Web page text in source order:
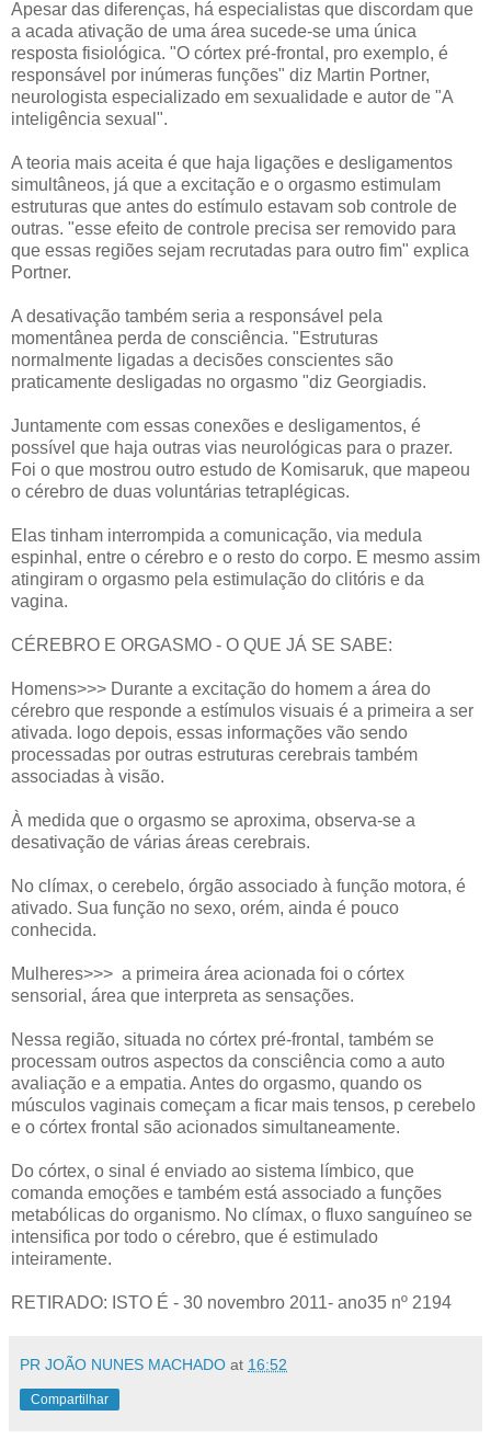
Apesar das diferenças, há especialistas que discordam que
a acada ativação de uma área sucede-se uma única
resposta fisiológica. "O córtex pré-frontal, pro exemplo, é
responsável por inúmeras funções" diz Martin Portner,
neurologista especializado em sexualidade e autor de "A
inteligência sexual".
A teoria mais aceita é que haja ligações e desligamentos
simultâneos, já que a excitação e o orgasmo estimulam
estruturas que antes do estímulo estavam sob controle de
outras. "esse efeito de controle precisa ser removido para
que essas regiões sejam recrutadas para outro fim" explica
Portner.
A desativação também seria a responsável pela
momentânea perda de consciência. "Estruturas
normalmente ligadas a decisões conscientes são
praticamente desligadas no orgasmo "diz Georgiadis.
Juntamente com essas conexões e desligamentos, é
possível que haja outras vias neurológicas para o prazer.
Foi o que mostrou outro estudo de Komisaruk, que mapeou
o cérebro de duas voluntárias tetraplégicas.
Elas tinham interrompida a comunicação, via medula
espinhal, entre o cérebro e o resto do corpo. E mesmo assim
atingiram o orgasmo pela estimulação do clitóris e da
vagina.
CÉREBRO E ORGASMO - O QUE JÁ SE SABE:
Homens>>> Durante a excitação do homem a área do
cérebro que responde a estímulos visuais é a primeira a ser
ativada. logo depois, essas informações vão sendo
processadas por outras estruturas cerebrais também
associadas à visão.
À medida que o orgasmo se aproxima, observa-se a
desativação de várias áreas cerebrais.
No clímax, o cerebelo, órgão associado à função motora, é
ativado. Sua função no sexo, orém, ainda é pouco
conhecida.
Mulheres>>> a primeira área acionada foi o córtex
sensorial, área que interpreta as sensações.
Nessa região, situada no córtex pré-frontal, também se
processam outros aspectos da consciência como a auto
avaliação e a empatia. Antes do orgasmo, quando os
músculos vaginais começam a ficar mais tensos, p cerebelo
e o córtex frontal são acionados simultaneamente.
Do córtex, o sinal é enviado ao sistema límbico, que
comanda emoções e também está associado a funções
metabólicas do organismo. No clímax, o fluxo sanguíneo se
intensifica por todo o cérebro, que é estimulado
inteiramente.
RETIRADO: ISTO É - 30 novembro 2011- ano35 nº 2194
PR JOÃO NUNES MACHADO at 16:52
Compartilhar